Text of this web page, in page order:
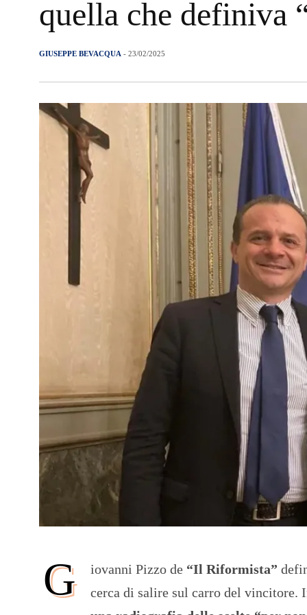
quella che definiva
GIUSEPPE BEVACQUA - 23/02/2025
G iovanni Pizzo de “Il Riformista”
cerca di salire sul carro del vincitore.